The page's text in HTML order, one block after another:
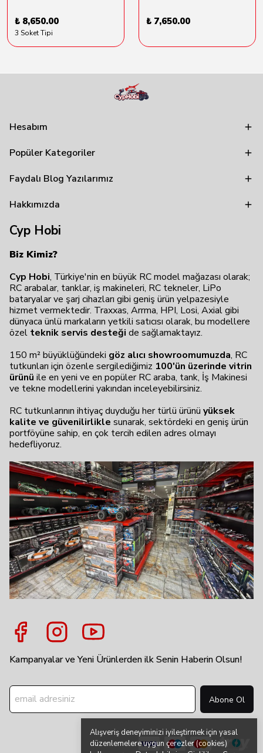
Alışveriş deneyiminizi iyileştirmek için yasal
düzenlemelere uygun çerezler (cookies)
₺ 8,650.00
3 Soket Tipi
₺ 7,650.00
Hesabım
Popüler Kategoriler
Faydalı Blog Yazılarımız
Hakkımızda
Cyp Hobi
Biz Kimiz?
Cyp Hobi, Türkiye'nin en büyük RC model mağazası olarak;
RC arabalar, tanklar, iş makineleri, RC tekneler, LiPo
bataryalar ve şarj cihazları gibi geniş ürün yelpazesiyle
hizmet vermektedir. Traxxas, Arrma, HPI, Losi, Axial gibi
dünyaca ünlü markaların yetkili satıcısı olarak, bu modellere
özel teknik servis desteği de sağlamaktayız.
150 m² büyüklüğündeki göz alıcı showroomumuzda, RC
tutkunları için özenle sergilediğimiz 100'ün üzerinde vitrin
ürünü ile en yeni ve en popüler RC araba, tank, İş Makinesi
ve tekne modellerini yakından inceleyebilirsiniz.
RC tutkunlarının ihtiyaç duyduğu her türlü ürünü yüksek
kalite ve güvenilirlikle sunarak, sektördeki en geniş ürün
portföyüne sahip, en çok tercih edilen adres olmayı
hedefliyoruz.
Kampanyalar ve Yeni Ürünlerden ilk Senin Haberin Olsun!
Abone Ol